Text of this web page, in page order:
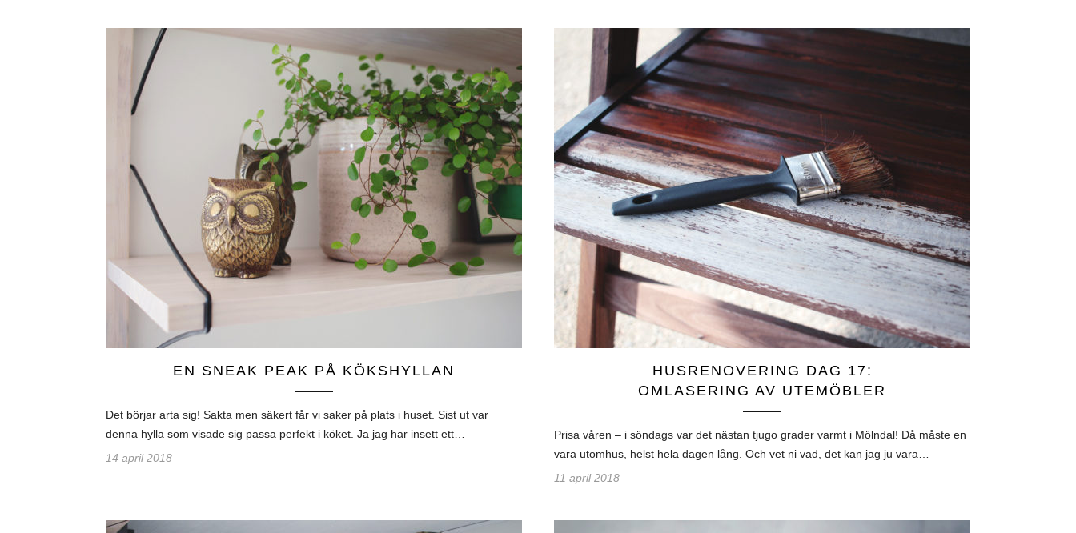
EN SNEAK PEAK PÅ KÖKSHYLLAN
Det börjar arta sig! Sakta men säkert får vi saker på plats i huset. Sist ut var
denna hylla som visade sig passa perfekt i köket. Ja jag har insett ett…
14 april 2018
HUSRENOVERING DAG 17:
OMLASERING AV UTEMÖBLER
Prisa våren – i söndags var det nästan tjugo grader varmt i Mölndal! Då måste en
vara utomhus, helst hela dagen lång. Och vet ni vad, det kan jag ju vara…
11 april 2018